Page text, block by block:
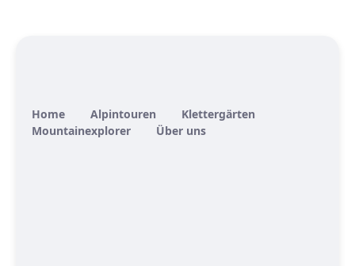
Home Alpintouren
Klettergärten
Mountainexplorer
Über uns